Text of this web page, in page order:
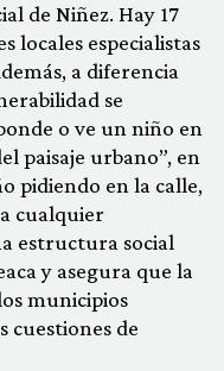
de Niñez. Hay 17
locales especialistas
a diferencia
se
o ve un niño en
paisaje urbano”, en
pidiendo en la calle,
cualquier
estructura social
y asegura que la
municipios
cuestiones de